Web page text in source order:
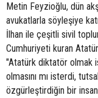
Metin Feyzioğlu, dün
avukatlarla söyleşiye
İlhan ile çeşitli sivil
Cumhuriyeti kuran
"Atatürk diktatör olmak
olmasını mı isterdi,
özgürleştirdiğin bir